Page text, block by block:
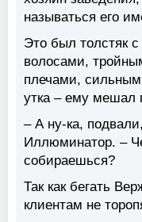
называться его
Это был толстяк
волосами,
плечами,
утка – ему мешал
– А ну-ка,
Иллюминатор. –
собираешься?
Так как бегать
клиентам не